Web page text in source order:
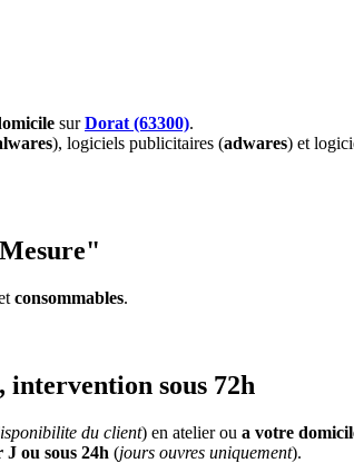
surDorat (63300).
), logiciels publicitaires (adwares) et
consommables.
intervention sous 72h
du client) en atelier ou a votre
J ou sous 24h (jours ouvres uniquement).